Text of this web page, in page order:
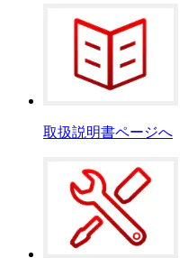
取扱説明書ページへ